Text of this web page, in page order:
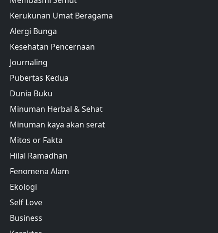
Kerukunan Umat Beragama
Alergi Bunga
Kesehatan Pencernaan
Journaling
Pubertas Kedua
Dunia Buku
Minuman Herbal & Sehat
Minuman kaya akan serat
Mitos or Fakta
Hilal Ramadhan
Fenomena Alam
Ekologi
Self Love
Business